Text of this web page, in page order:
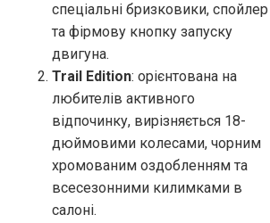
спеціальні бризковики, спойлер
та фірмову кнопку запуску
двигуна.
Trail Edition: орієнтована на
любителів активного
відпочинку, вирізняється 18-
дюймовими колесами, чорним
хромованим оздобленням та
всесезонними килимками в
салоні.